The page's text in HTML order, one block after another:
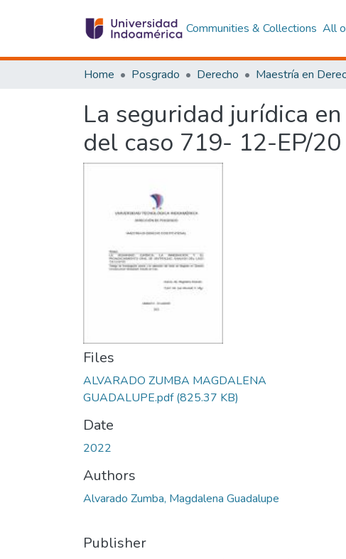
Communities & Collections All
Home Posgrado Derecho
La seguridad jurídica
del caso 719- 12-EP/20
Files
ALVARADO ZUMBA MAGDALENA
GUADALUPE.pdf(825.37 KB)
Date
2022
Authors
Alvarado Zumba, Magdalena Guadalupe
Publisher